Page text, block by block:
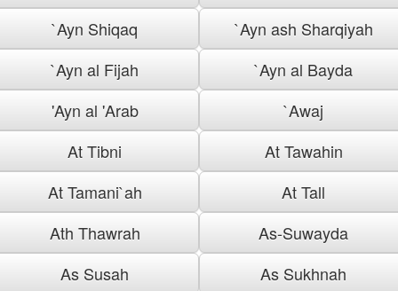
`Ayn Shiqaq
`Ayn ash Sharqiyah
`Ayn al Fijah
`Ayn al Bayda
'Ayn al 'Arab
`Awaj
At Tibni
At Tawahin
At Tamani`ah
At Tall
Ath Thawrah
As-Suwayda
As Susah
As Sukhnah